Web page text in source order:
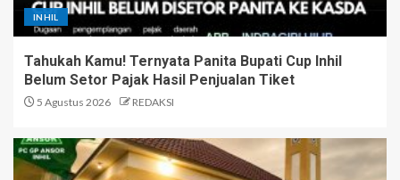
INHIL
Tahukah Kamu! Ternyata Panita Bupati Cup Inhil
Belum Setor Pajak Hasil Penjualan Tiket
5 Agustus 2026 REDAKSI